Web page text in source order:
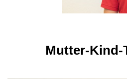
Mutter-Kind-